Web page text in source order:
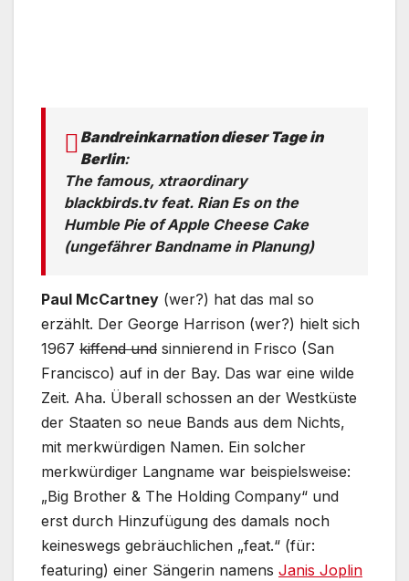
Bandreinkarnation dieser Tage in
Berlin:
The famous, xtraordinary
blackbirds.tv feat. Rian Es on the
Humble Pie of Apple Cheese Cake
(ungefährer Bandname in Planung)
Paul McCartney (wer?) hat das mal so
erzählt. Der George Harrison (wer?) hielt sich
1967 kiffend und sinnierend in Frisco (San
Francisco) auf in der Bay. Das war eine wilde
Zeit. Aha. Überall schossen an der Westküste
der Staaten so neue Bands aus dem Nichts,
mit merkwürdigen Namen. Ein solcher
merkwürdiger Langname war beispielsweise:
„Big Brother & The Holding Company“ und
erst durch Hinzufügung des damals noch
keineswegs gebräuchlichen „feat.“ (für:
featuring) einer Sängerin namens Janis Joplin